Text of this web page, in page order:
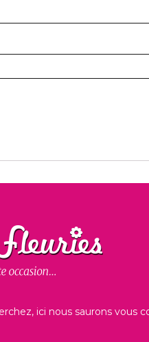
ici nous saurons vous